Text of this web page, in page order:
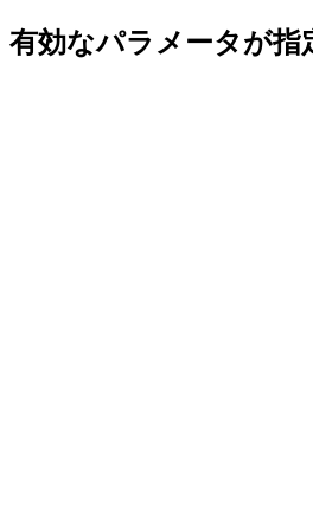
有効なパラメータが